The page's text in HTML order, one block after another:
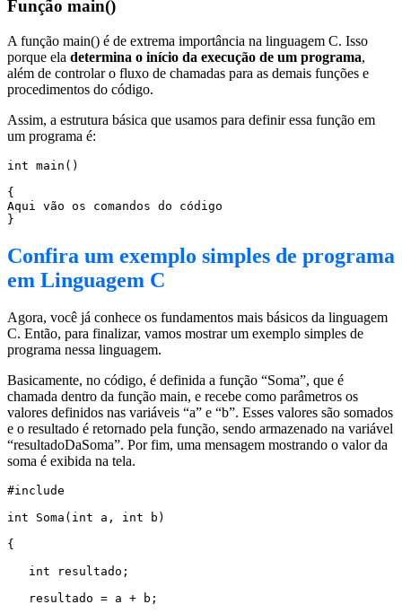
Função main()
A função main() é de extrema importância na linguagem C. Isso
porque ela determina o início da execução de um programa,
além de controlar o fluxo de chamadas para as demais funções e
procedimentos do código.
Assim, a estrutura básica que usamos para definir essa função em
um programa é:
int main()
{
Aqui vão os comandos do código
}
Confira um exemplo simples de programa
em Linguagem C
Agora, você já conhece os fundamentos mais básicos da linguagem
C. Então, para finalizar, vamos mostrar um exemplo simples de
programa nessa linguagem.
Basicamente, no código, é definida a função “Soma”, que é
chamada dentro da função main, e recebe como parâmetros os
valores definidos nas variáveis “a” e “b”. Esses valores são somados
e o resultado é retornado pela função, sendo armazenado na variável
“resultadoDaSoma”. Por fim, uma mensagem mostrando o valor da
soma é exibida na tela.
#include
int Soma(int a, int b)
{